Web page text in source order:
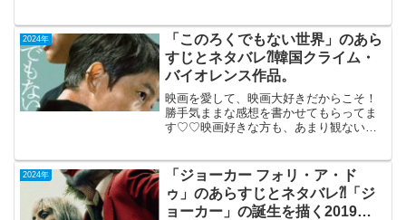
作（４K版）1987年制作2021年11月5日公
開...
2024年
「このろくでもない世界」のあら
すじとネタバレ⁈韓国クライム・
バイオレンス作品。
映画を愛して、映画大好きだからこそ！
勝手気ままな感想を書かせてもらってま
す♡♡映画好きな方も、あまり観ない方
日公開(123分)とある地方の韓国お得意
の...
2024年
「ジョーカー フォリ・ア・ド
ゥ」のあらすじとネタバレ⁈「ジ
ョーカー」の誕生を描く2019年